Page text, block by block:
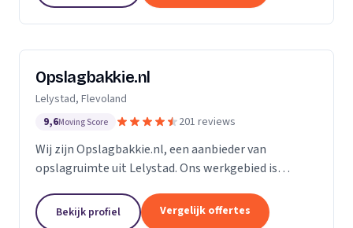
Opslagbakkie.nl
Lelystad, Flevoland
9,6Moving Score 201 reviews
Wij zijn Opslagbakkie.nl, een aanbieder van
opslagruimte uit Lelystad. Ons werkgebied is
Bekijk profiel Vergelijk offertes